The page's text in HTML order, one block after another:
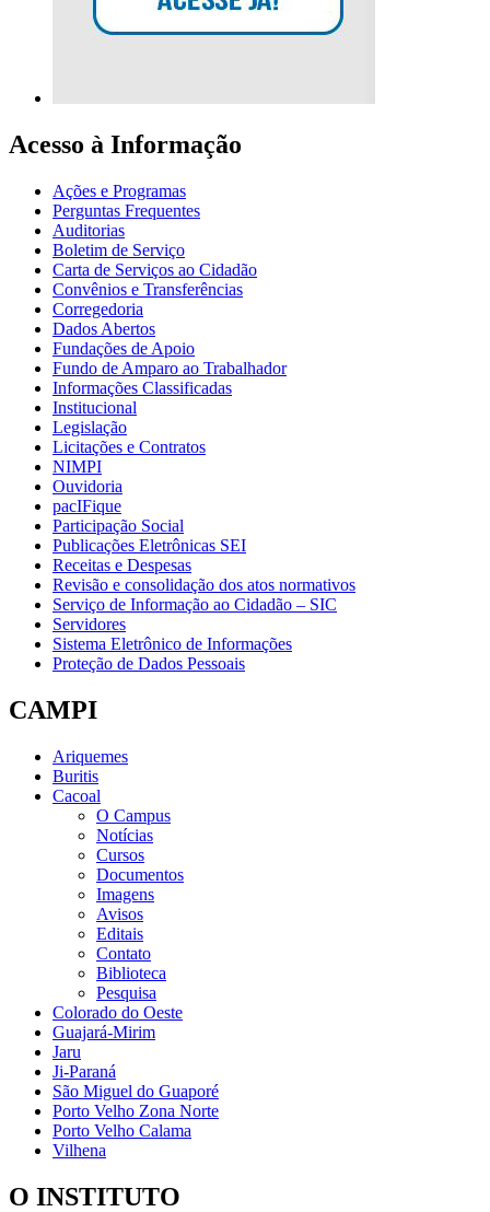
Acesso à Informação
Ações e Programas
Perguntas Frequentes
Auditorias
Boletim de Serviço
Carta de Serviços ao Cidadão
Convênios e Transferências
Corregedoria
Dados Abertos
Fundações de Apoio
Fundo de Amparo ao Trabalhador
Informações Classificadas
Institucional
Legislação
Licitações e Contratos
NIMPI
Ouvidoria
pacIFique
Participação Social
Publicações Eletrônicas SEI
Receitas e Despesas
Revisão e consolidação dos atos normativos
Serviço de Informação ao Cidadão – SIC
Servidores
Sistema Eletrônico de Informações
Proteção de Dados Pessoais
CAMPI
Ariquemes
Buritis
Cacoal
O Campus
Notícias
Cursos
Documentos
Imagens
Avisos
Editais
Contato
Biblioteca
Pesquisa
Colorado do Oeste
Guajará-Mirim
Jaru
Ji-Paraná
São Miguel do Guaporé
Porto Velho Zona Norte
Porto Velho Calama
Vilhena
O INSTITUTO